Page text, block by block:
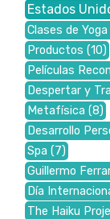
Estados
Clases de Yoga
Productos (10)
Películas
Despertar y
Metafísica (8)
Desarrollo
Spa (7)
Guillermo
Día
The Haiku